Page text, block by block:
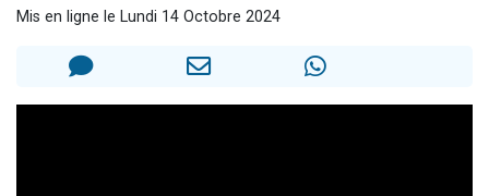
Mis en ligne le Lundi 14 Octobre 2024